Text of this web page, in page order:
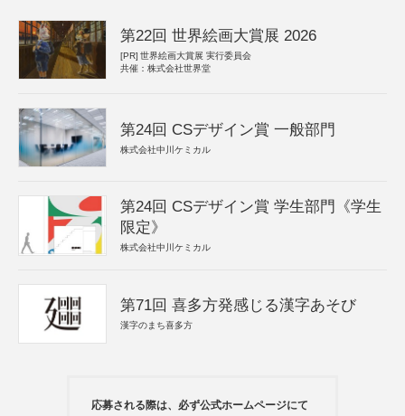
第22回 世界絵画大賞展 2026
[PR] 世界絵画大賞展 実行委員会
共催：株式会社世界堂
第24回 CSデザイン賞 一般部門
株式会社中川ケミカル
第24回 CSデザイン賞 学生部門《学生
限定》
株式会社中川ケミカル
第71回 喜多方発感じる漢字あそび
漢字のまち喜多方
応募される際は、必ず公式ホームページにて